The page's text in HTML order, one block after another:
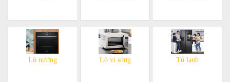
Lò nướng Lò vi sóng Tủ lạnh